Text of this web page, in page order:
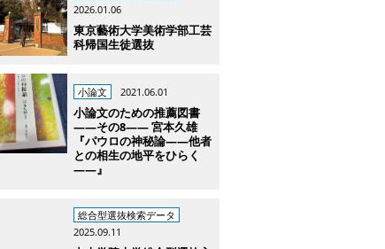
2026.01.06
東京藝術大学美術学部工芸
科帰国生徒選抜
小論文 2021.06.01
小論文のための推薦図書
――その8―― 宮本久雄
『パウロの神秘論――他者
との相生の地平をひらく
――』
総合型選抜検索データ
2025.09.11